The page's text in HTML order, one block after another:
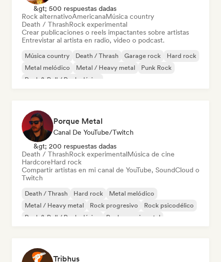
&gt; 500 respuestas dadas
Rock alternativoAmericanaMúsica country
Death / ThrashRock experimental
Crear publicaciones o reels impactantes sobre artistas
Entrevistar al artista en radio, video o podcast.
Música country Death / Thrash Garage rock
Hard rock
Metal melódico
Metal / Heavy metal
Punk Rock
Rock & Roll / Rock clásico
Porque Metal
Canal De YouTube/Twitch
&gt; 200 respuestas dadas
Death / ThrashRock experimentalMúsica de cine
HardcoreHard rock
Compartir artistas en mi canal de YouTube, SoundCloud o
Twitch
Death / Thrash Hard rock
Metal melódico
Metal / Heavy metal
Rock progresivo
Rock psicodélico
Rock & Roll / Rock clásico
Rock experimental
Tribhus